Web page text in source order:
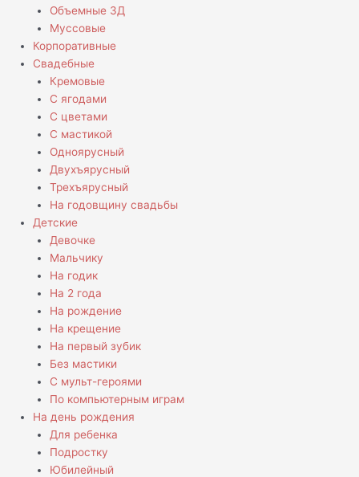
Объемные 3Д
Муссовые
Корпоративные
Свадебные
Кремовые
С ягодами
С цветами
С мастикой
Одноярусный
Двухъярусный
Трехъярусный
На годовщину свадьбы
Детские
Девочке
Мальчику
На годик
На 2 года
На рождение
На крещение
На первый зубик
Без мастики
С мульт-героями
По компьютерным играм
На день рождения
Для ребенка
Подростку
Юбилейный